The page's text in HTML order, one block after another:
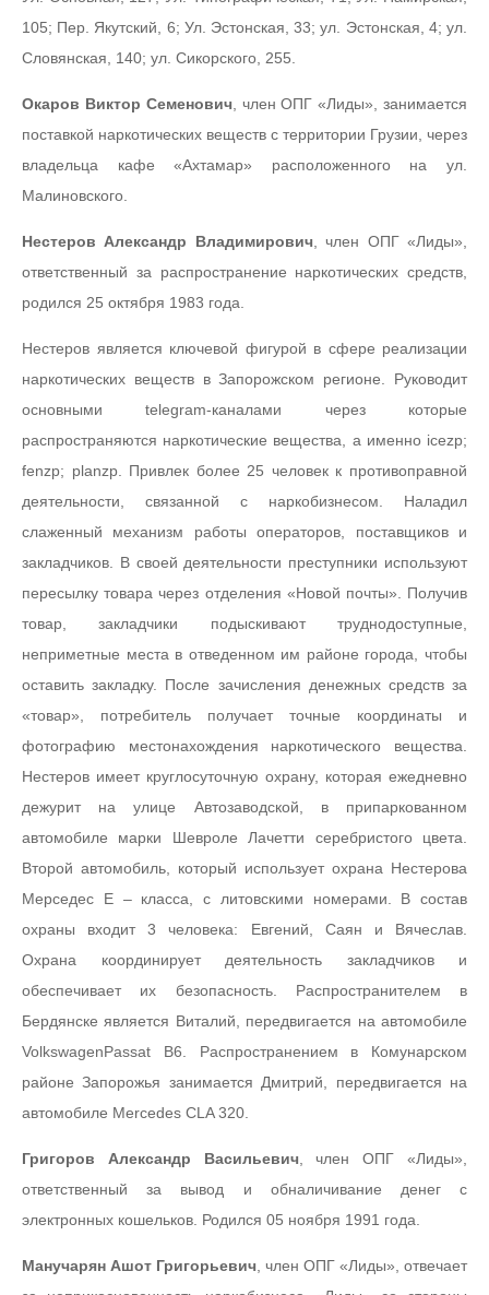
105; Пер. Якутский, 6; Ул. Эстонская, 33; ул. Эстонская, 4; ул.
Словянская, 140; ул. Сикорского, 255.
Окаров Виктор Семенович, член ОПГ «Лиды», занимается
поставкой наркотических веществ с территории Грузии, через
владельца кафе «Ахтамар» расположенного на ул.
Малиновского.
Нестеров Александр Владимирович, член ОПГ «Лиды»,
ответственный за распространение наркотических средств,
родился 25 октября 1983 года.
Нестеров является ключевой фигурой в сфере реализации
наркотических веществ в Запорожском регионе. Руководит
основными telegram-каналами через которые
распространяются наркотические вещества, а именно icezp;
fenzp; planzp. Привлек более 25 человек к противоправной
деятельности, связанной с наркобизнесом. Наладил
слаженный механизм работы операторов, поставщиков и
закладчиков. В своей деятельности преступники используют
пересылку товара через отделения «Новой почты». Получив
товар, закладчики подыскивают труднодоступные,
неприметные места в отведенном им районе города, чтобы
оставить закладку. После зачисления денежных средств за
«товар», потребитель получает точные координаты и
фотографию местонахождения наркотического вещества.
Нестеров имеет круглосуточную охрану, которая ежедневно
дежурит на улице Автозаводской, в припаркованном
автомобиле марки Шевроле Лачетти серебристого цвета.
Второй автомобиль, который использует охрана Нестерова
Мерседес E – класса, с литовскими номерами. В состав
охраны входит 3 человека: Евгений, Саян и Вячеслав.
Охрана координирует деятельность закладчиков и
обеспечивает их безопасность. Распространителем в
Бердянске является Виталий, передвигается на автомобиле
VolkswagenPassat B6. Распространением в Комунарском
районе Запорожья занимается Дмитрий, передвигается на
автомобиле Mercedes CLA 320.
Григоров Александр Васильевич, член ОПГ «Лиды»,
ответственный за вывод и обналичивание денег с
электронных кошельков. Родился 05 ноября 1991 года.
Манучарян Ашот Григорьевич , член ОПГ «Лиды», отвечает